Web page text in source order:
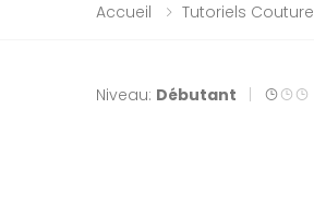
Accueil Tutoriels Couture
Niveau: Débutant